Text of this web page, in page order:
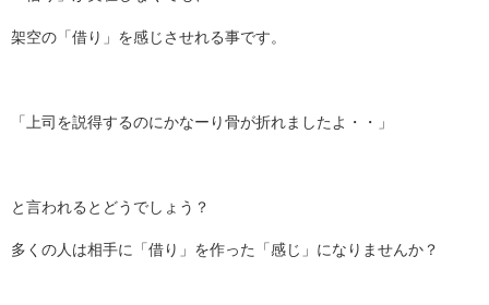
架空の「借り」を感じさせれる事です。
「上司を説得するのにかなーり骨が折れましたよ・・」
と言われるとどうでしょう？
多くの人は相手に「借り」を作った「感じ」になりませんか？